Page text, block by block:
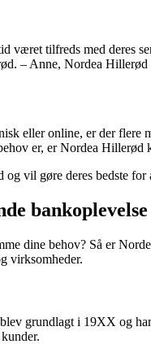
været tilfreds med deres
– Anne, Nordea Hillerød
eller online, er der
er, er Nordea
vil gøre deres bedste
bankoplevelse
dine behov? Så er
virksomheder.
grundlagt i 19XX og